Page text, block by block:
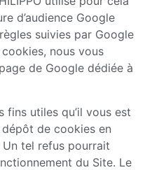
d’audience Google
suivies par Google
nous vous
de Google dédiée à
fins utiles qu’il vous est
de cookies en
tel refus pourrait
du Site. Le